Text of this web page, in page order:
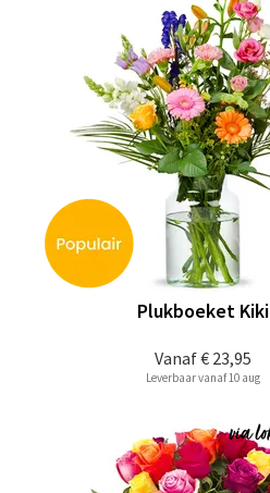
Vanaf€ 23,95
Plukboeket Kiki
Leverbaar vanaf 10 aug